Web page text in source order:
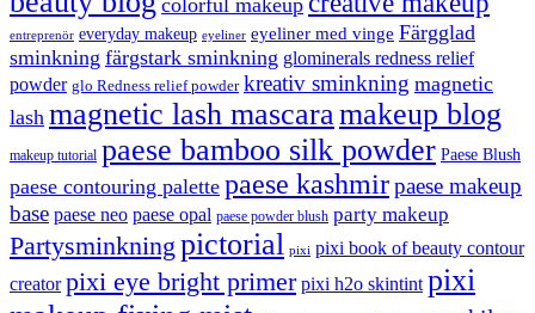
entreprenör everyday makeup eyeliner eyeliner med vinge Färgglad
sminkning färgstark sminkning glominerals redness relief
powder glo Redness relief powder kreativ sminkning magnetic
lash magnetic lash mascaramakeup blog
makeup tutorial paese bamboo silk powder Paese Blush
paese contouring palette paese kashmirpaese makeup
base paese neo paese opal paese powder blush party makeup
Partysminkning pictorial pixi pixi book of beauty contour
creator pixi eye bright primer pixi h2o skintint pixi